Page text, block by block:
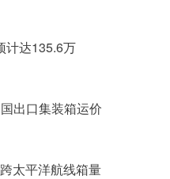
计达135.6万
出口集装箱运价
跨太平洋航线箱量